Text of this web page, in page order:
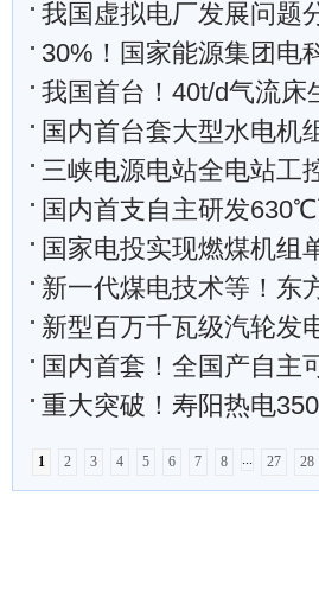
我国虚拟电厂发展问题
30%！国家能源集团电科
我国首台！40t/d气流床
国内首台套大型水电机
三峡电源电站全电站工
国内首支自主研发
国家电投实现燃煤机组单磨
新一代煤电技术等！东
新型百万千瓦级汽轮发
国内首套！全国产自主可控
重大突破！寿阳热电350MW循环
1 2 3 4 5 6 7 8 ... 27 28